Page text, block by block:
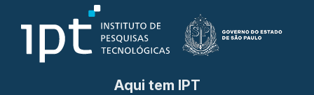
Aqui tem IPT